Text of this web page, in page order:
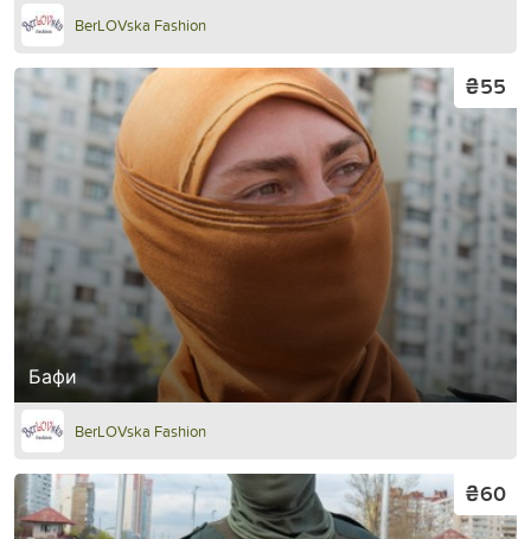
BerLOVska Fashion
Бафи
₴55
BerLOVska Fashion
₴60